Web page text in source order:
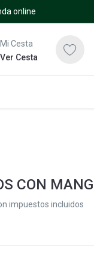
online
Mi Cesta
Ver Cesta
CON
impuestos incluidos